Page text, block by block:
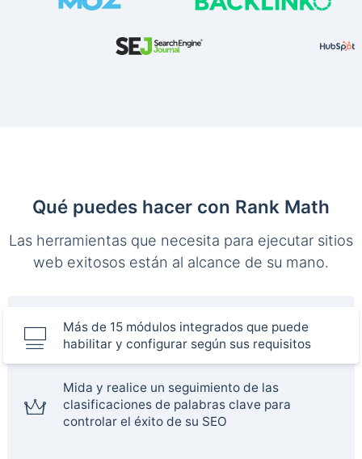
Qué puedes hacer con Rank Math
Las herramientas que necesita para ejecutar sitios
web exitosos están al alcance de su mano.
Más de 15 módulos integrados que puede
habilitar y configurar según sus requisitos
Mida y realice un seguimiento de las
clasificaciones de palabras clave para
controlar el éxito de su SEO